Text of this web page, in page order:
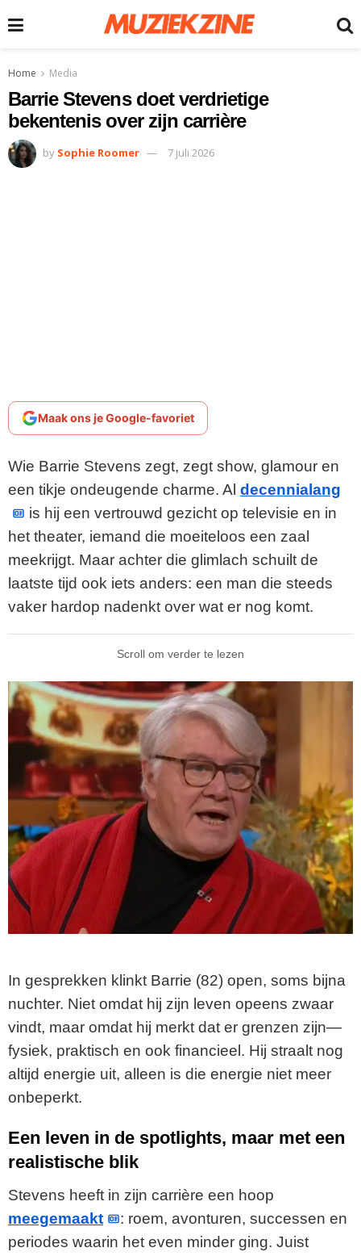
Home Media
Barrie Stevens doet verdrietige
bekentenis over zijn carrière
by Sophie Roomer 7 juli 2026
Maak ons je Google-favoriet
Wie Barrie Stevens zegt, zegt show, glamour en
een tikje ondeugende charme. Al decennialang
is hij een vertrouwd gezicht op televisie en in
het theater, iemand die moeiteloos een zaal
meekrijgt. Maar achter die glimlach schuilt de
laatste tijd ook iets anders: een man die steeds
vaker hardop nadenkt over wat er nog komt.
Scroll om verder te lezen
In gesprekken klinkt Barrie (82) open, soms bijna
nuchter. Niet omdat hij zijn leven opeens zwaar
vindt, maar omdat hij merkt dat er grenzen zijn—
fysiek, praktisch en ook financieel. Hij straalt nog
altijd energie uit, alleen is die energie niet meer
onbeperkt.
Een leven in de spotlights, maar met een
realistische blik
Stevens heeft in zijn carrière een hoop
meegemaakt
: roem, avonturen, successen en
periodes waarin het even minder ging. Juist